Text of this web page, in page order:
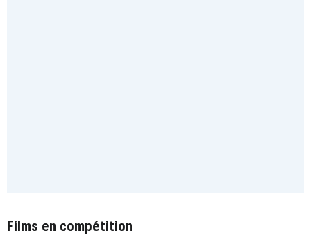
Films en compétition